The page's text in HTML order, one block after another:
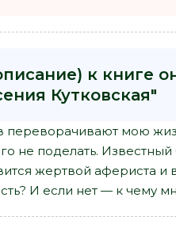
к книге
Кутковская"
переворачивают мою
не поделать.
жертвой афериста и
И если нет — к чему